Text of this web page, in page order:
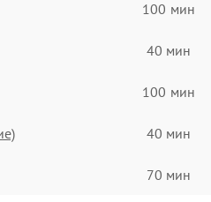
100 мин
40 мин
100 мин
40 мин
70 мин